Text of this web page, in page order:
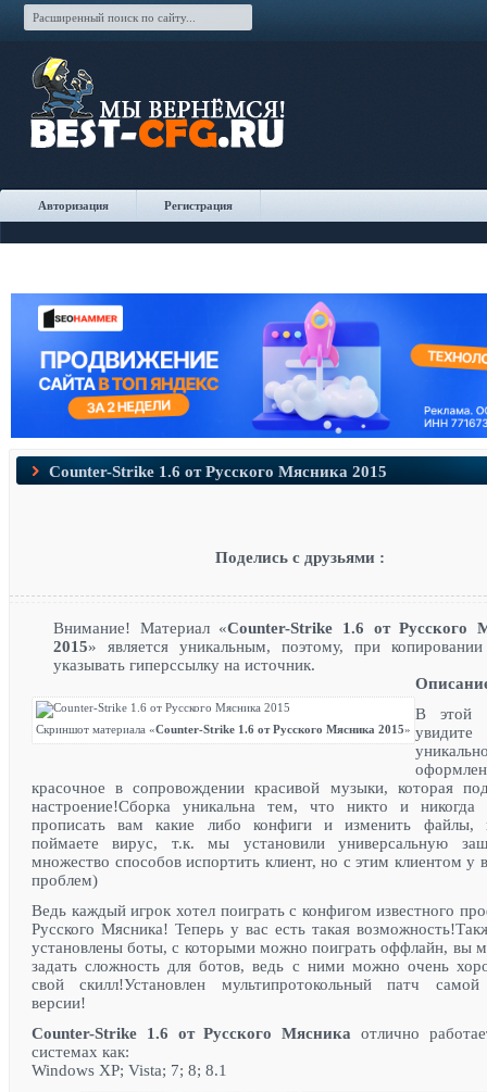
Авторизация Регистрация
Counter-Strike 1.6 от Русского Мясника 2015
Поделись с друзьями :
Внимание! Материал «Counter-Strike 1.6 от Русского
2015» является уникальным, поэтому, при
указывать гиперссылку на источник.
Скриншот материала «Counter-Strike 1.6 от Русского Мясника 2015»
В этой
увидите
красочное в сопровождении красивой музыки, которая
настроение!Сборка уникальна тем, что никто и
прописать вам какие либо конфиги и изменить файлы,
поймаете вирус, т.к. мы установили универсальную
множество способов испортить клиент, но с этим клиентом у
проблем)
Ведь каждый игрок хотел поиграть с конфигом известного
Русского Мясника! Теперь у вас есть такая
установлены боты, с которыми можно поиграть оффлайн, вы
задать сложность для ботов, ведь с ними можно очень
свой скилл!Установлен мультипротокольный патч самой
версии!
Counter-Strike 1.6 от Русского Мясника отлично
системах как:
Windows XP; Vista; 7; 8; 8.1